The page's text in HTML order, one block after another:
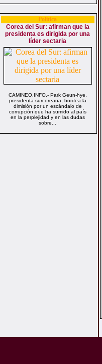
Politica
Corea del Sur: afirman que la
presidenta es dirigida por una
líder sectaria
CAMINEO.INFO.- Park Geun-hye,
presidenta surcoreana, bordea la
dimisión por un escándalo de
corrupción que ha sumido al país
en la perplejidad y en las dudas
sobre...